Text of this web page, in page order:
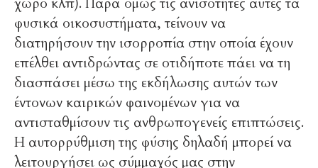
φυσικά οικοσυστήματα, τείνουν να
διατηρήσουν την ισορροπία στην οποία έχουν
επέλθει αντιδρώντας σε οτιδήποτε πάει να τη
διασπάσει μέσω της εκδήλωσης αυτών των
έντονων καιρικών φαινομένων για να
αντισταθμίσουν τις ανθρωπογενείς επιπτώσεις.
Η αυτορρύθμιση της φύσης δηλαδή μπορεί να
λειτουργήσει ως σύμμαχός μας στην